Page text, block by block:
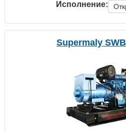
Исполнение:
Supermaly